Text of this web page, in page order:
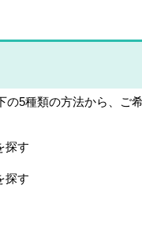
の5種類の方法から、ご
探す
探す